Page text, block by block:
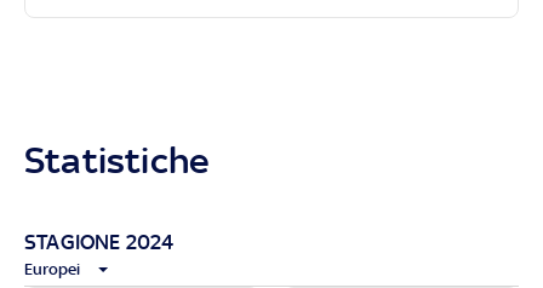
Statistiche
STAGIONE 2024
Europei